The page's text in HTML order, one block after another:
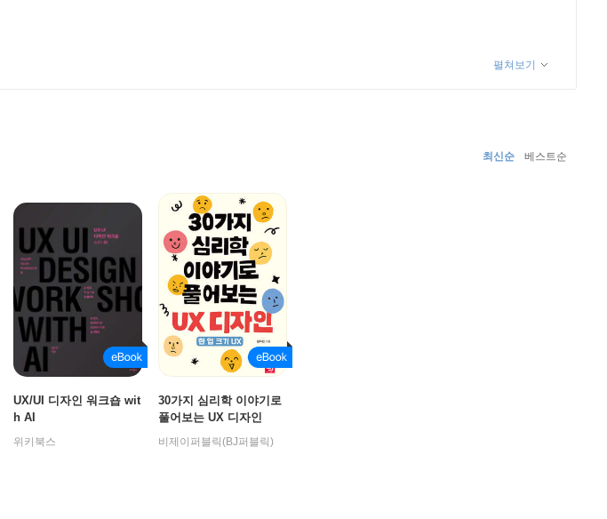
펼쳐보기
최신순 베스트순
UX/UI 디자인 워크숍 wit
h AI
위키북스
30가지 심리학 이야기로
풀어보는 UX 디자인
비제이퍼블릭(BJ퍼블릭)